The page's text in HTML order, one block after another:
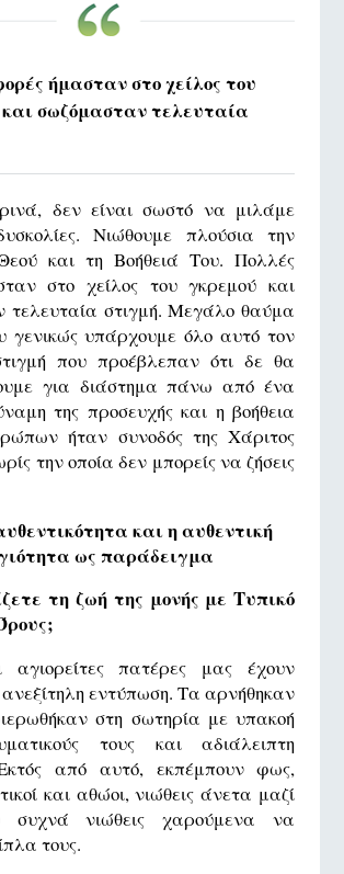
ήμασταν στο χείλος του
σωζόμασταν τελευταία
δεν είναι σωστό να μιλάμε
Νιώθουμε πλούσια την
και τη Βοήθειά Του. Πολλές
στο χείλος του γκρεμού και
τελευταία στιγμή. Μεγάλο θαύμα
γενικώς υπάρχουμε όλο αυτό τον
που προέβλεπαν ότι δε θα
για διάστημα πάνω από ένα
της προσευχής και η βοήθεια
ήταν συνοδός της Χάριτος
την οποία δεν μπορείς να ζήσεις
και η αυθεντική
ως παράδειγμα
τη ζωή της μονής με Τυπικό
πατέρες μας έχουν
εντύπωση. Τα αρνήθηκαν
στη σωτηρία με υπακοή
τους και αδιάλειπτη
από αυτό, εκπέμπουν φως,
και αθώοι, νιώθεις άνετα μαζί
συχνά νιώθεις χαρούμενα να
τους.